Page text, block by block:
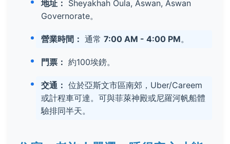
地址： Sheyakhah Oula, Aswan, Aswan
Governorate。
營業時間： 通常 7:00 AM - 4:00 PM。
門票： 約100埃鎊。
交通： 位於亞斯文市區南郊，Uber/Careem
或計程車可達。可與菲萊神殿或尼羅河帆船體
驗排同半天。